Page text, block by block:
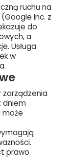
ruchu na
Inc. z
do
a
Usługa
w
zarządzenia
dniem
może
prawo